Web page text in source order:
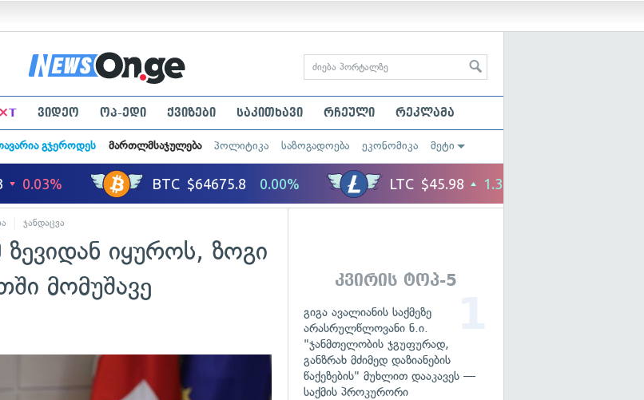
T ვიდეო ოპ-ედი ქვიზები საკითხავი რჩეული რეკლამა
გჯეროდეს მართლმსაჯულება პოლიტიკა საზოგადოება ეკონომიკა მეტი
ჯანდაცვა
იყუროს, ზოგი
მომუშავე
კვირის ტოპ-5
გიგა ავალიანის საქმეზე
არასრულწლოვანი ნ.ი.
"ჯანმთელობის ჯგუფურად,
განზრახ მძიმედ დაზიანების
წაქეზების" მუხლით დააკავეს —
საქმის პროკურორი